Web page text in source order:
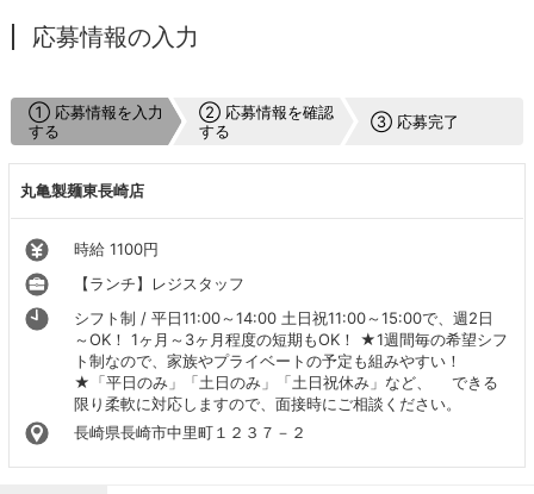
応募情報の入力
① 応募情報を入力
する
② 応募情報を確認
する
③ 応募完了
丸亀製麺東長崎店
時給 1100円
【ランチ】レジスタッフ
シフト制 / 平日11:00～14:00 土日祝11:00～15:00で、週2日
～OK！ 1ヶ月～3ヶ月程度の短期もOK！ ★1週間毎の希望シフ
ト制なので、家族やプライベートの予定も組みやすい！
★「平日のみ」「土日のみ」「土日祝休み」など、 できる
限り柔軟に対応しますので、面接時にご相談ください。
長崎県長崎市中里町１２３７－２